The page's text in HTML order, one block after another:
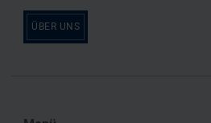
ÜBER UNS